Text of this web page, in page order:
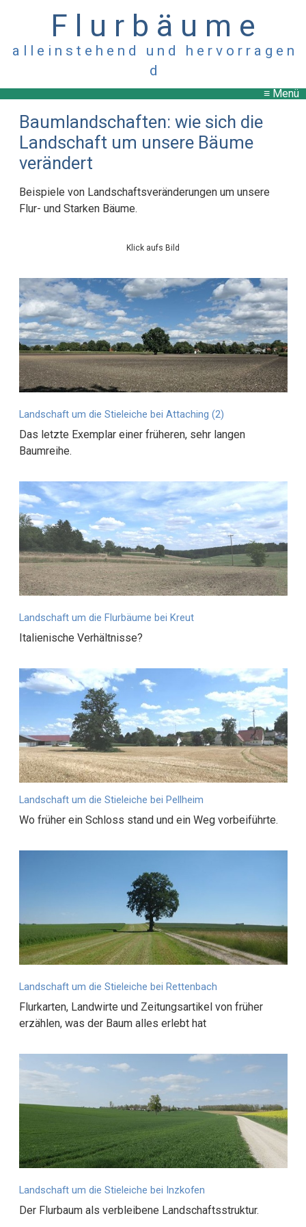
F l u r b ä u m e
a l l e i n s t e h e n d u n d h e r v o r r a g e n
d
≡ Menü
Baumlandschaften: wie sich die
Landschaft um unsere Bäume
verändert
Beispiele von Landschaftsveränderungen um unsere
Flur- und Starken Bäume.
Klick aufs Bild
Landschaft um die Stieleiche bei Attaching (2)
Das letzte Exemplar einer früheren, sehr langen
Baumreihe.
Landschaft um die Flurbäume bei Kreut
Italienische Verhältnisse?
Landschaft um die Stieleiche bei Pellheim
Wo früher ein Schloss stand und ein Weg vorbeiführte.
Landschaft um die Stieleiche bei Rettenbach
Flurkarten, Landwirte und Zeitungsartikel von früher
erzählen, was der Baum alles erlebt hat
Landschaft um die Stieleiche bei Inzkofen
Der Flurbaum als verbleibene Landschaftsstruktur.